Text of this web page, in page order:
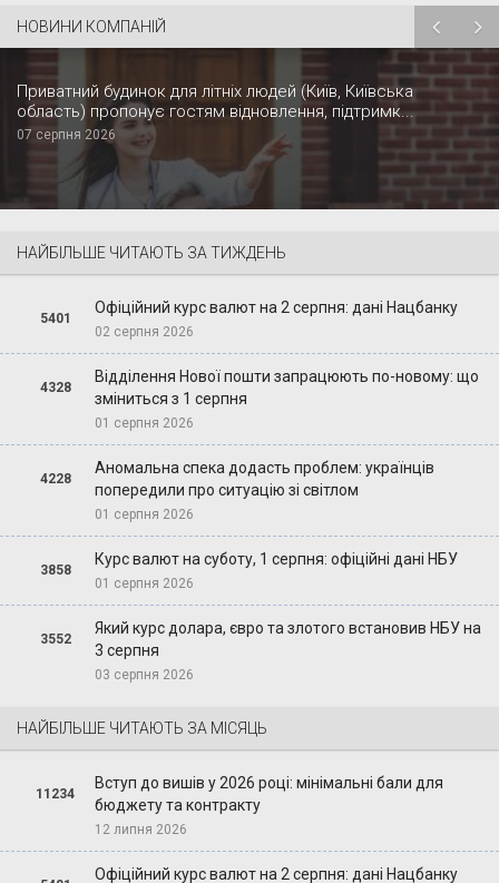
НОВИНИ КОМПАНІЙ
Приватний будинок для літніх людей (Київ, Київська
область) пропонує гостям відновлення, підтримк...
07 серпня 2026
НАЙБІЛЬШЕ ЧИТАЮТЬ ЗА ТИЖДЕНЬ
5401
Офіційний курс валют на 2 серпня: дані Нацбанку
02 серпня 2026
4328
Відділення Нової пошти запрацюють по-новому: що
зміниться з 1 серпня
01 серпня 2026
4228
Аномальна спека додасть проблем: українців
попередили про ситуацію зі світлом
01 серпня 2026
3858
Курс валют на суботу, 1 серпня: офіційні дані НБУ
01 серпня 2026
3552
Який курс долара, євро та злотого встановив НБУ на
3 серпня
03 серпня 2026
НАЙБІЛЬШЕ ЧИТАЮТЬ ЗА МІСЯЦЬ
11234
Вступ до вишів у 2026 році: мінімальні бали для
бюджету та контракту
12 липня 2026
Офіційний курс валют на 2 серпня: дані Нацбанку